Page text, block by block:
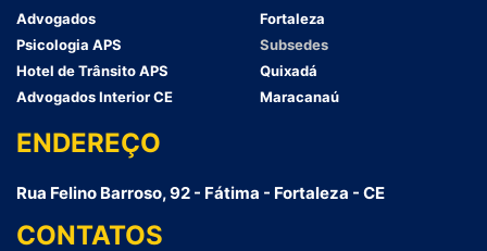
Advogados
Psicologia APS
Hotel de Trânsito APS
Advogados Interior CE
Fortaleza
Subsedes
Quixadá
Maracanaú
ENDEREÇO
Rua Felino Barroso, 92 - Fátima - Fortaleza - CE
CONTATOS